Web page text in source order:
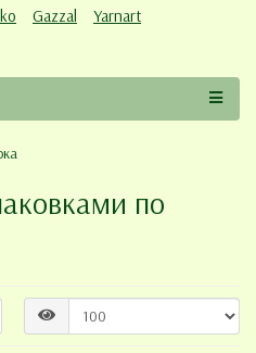
Gazzal
Yarnart
по